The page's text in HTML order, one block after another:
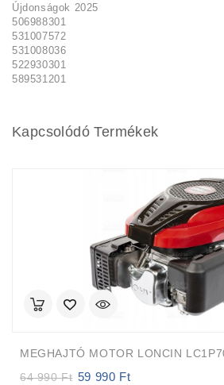
Újdonságok 2025
506988301
531007572
531008036
522930301
589531201
Kapcsolódó Termékek
64 990Ft
Original
59 990 Ft